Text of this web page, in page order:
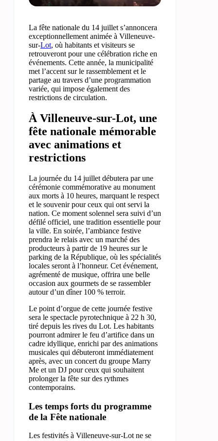
La fête nationale du 14 juillet s’annoncera
exceptionnellement animée à Villeneuve-
sur-Lot, où habitants et visiteurs se
retrouveront pour une célébration riche en
événements. Cette année, la municipalité
met l’accent sur le rassemblement et le
partage au travers d’une programmation
variée, qui impose également des
restrictions de circulation.
À Villeneuve-sur-Lot, une
fête nationale mémorable
avec animations et
restrictions
La journée du 14 juillet débutera par une
cérémonie commémorative au monument
aux morts à 10 heures, marquant le respect
et le souvenir pour ceux qui ont servi la
nation. Ce moment solennel sera suivi d’un
défilé officiel, une tradition essentielle pour
la ville. En soirée, l’ambiance festive
prendra le relais avec un marché des
producteurs à partir de 19 heures sur le
parking de la République, où les spécialités
locales seront à l’honneur. Cet événement,
agrémenté de musique, offrira une belle
occasion aux gourmets de se rassembler
autour d’un dîner 100 % terroir.
Le point d’orgue de cette journée festive
sera le spectacle pyrotechnique à 22 h 30,
tiré depuis les rives du Lot. Les habitants
pourront admirer le feu d’artifice dans un
cadre idyllique, enrichi par des animations
musicales qui débuteront immédiatement
après, avec un concert du groupe Marry
Me et un DJ pour ceux qui souhaitent
prolonger la fête sur des rythmes
contemporains.
Les temps forts du programme
de la Fête nationale
Les festivités à Villeneuve-sur-Lot ne se